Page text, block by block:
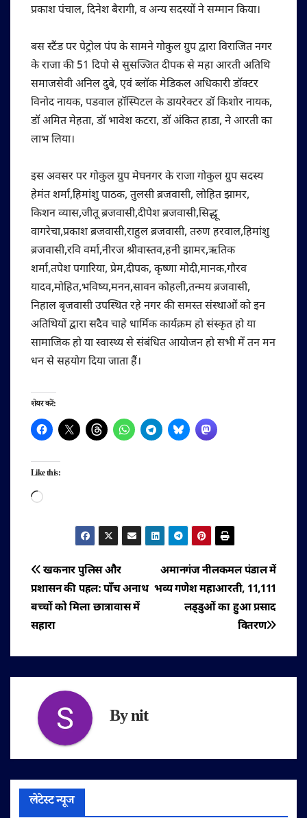
प्रकाश पंचाल, दिनेश बैरागी, व अन्य सदस्यों ने सम्मान किया।
बस स्टैंड पर पेट्रोल पंप के सामने गोकुल ग्रुप द्वारा विराजित नगर
के राजा की 51 दिपो से सुसज्जित दीपक से महा आरती अतिथि
समाजसेवी अनिल दुबे, एवं ब्लॉक मेडिकल अधिकारी डॉक्टर
विनोद नायक, पडवाल हॉस्पिटल के डायरेक्टर डॉ किशोर नायक,
डॉ अमित मेहता, डॉ भावेश कटरा, डॉ अंकित हाडा, ने आरती का
लाभ लिया।
इस अवसर पर गोकुल ग्रुप मेघनगर के राजा गोकुल ग्रुप सदस्य
हेमंत शर्मा,हिमांशु पाठक, तुलसी ब्रजवासी, लोहित झामर,
किशन व्यास,जीतू ब्रजवासी,दीपेश ब्रजवासी,सिद्धू
वागरेचा,प्रकाश ब्रजवासी,राहुल ब्रजवासी, तरुण हरवाल,हिमांशु
ब्रजवासी,रवि वर्मा,नीरज श्रीवास्तव,हनी झामर,ऋतिक
शर्मा,तपेश पगारिया, प्रेम,दीपक, कृष्णा मोदी,मानक,गौरव
यादव,मोहित,भविष्य,मनन,सावन कोहली,तन्मय ब्रजवासी,
निहाल बृजवासी उपस्थित रहे नगर की समस्त संस्थाओं को इन
अतिथियों द्वारा सदैव चाहे धार्मिक कार्यक्रम हो संस्कृत हो या
सामाजिक हो या स्वास्थ्य से संबंधित आयोजन हो सभी में तन मन
धन से सहयोग दिया जाता हैं।
शेयर करें:
Like this:
Loading…
पोस्ट
नेविगेशन
अमानगंज नीलकमल पंडाल में
भव्य गणेश महाआरती, 11,111
लड्डुओं का हुआ प्रसाद
वितरण
खकनार पुलिस और
प्रशासन की पहल: पाँच अनाथ
बच्चों को मिला छात्रावास में
सहारा
Bynit
लेटेस्ट न्यूज